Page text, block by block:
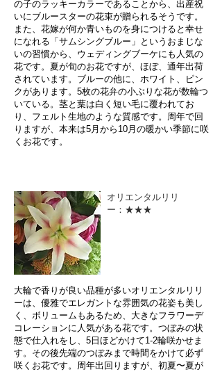
の子のラッキーカラーであることから、出産祝
いにブルースターの花束が贈られるそうです。
また、花嫁が何か青いものを身につけると幸せ
になれる「サムシングブルー」というおまじな
いの習慣から、ウェディングブーケにも人気の
花です。夏が旬のお花ですが、ほぼ、通年出荷
されています。ブルーの他に、ホワイト、ピン
クがあります。5枚の花弁の小ぶりな花が数輪つ
いている。茎と葉は白く短い毛に覆われてお
り、フェルト生地のような質感です。周年で回
りますが、本来は5月から10月の暖かい季節に咲
くお花です。
オリエンタルリリ
ー：★★★
大輪で香りが良い品種が多いオリエンタルリリ
ーは、優雅でエレガントな雰囲気の花姿も美し
く、ボリュームもあるため、大きなフラワーデ
コレーションに人気がある花です。つぼみの状
態で仕入れをし、5日ほどかけて1-2輪咲かせま
す。その後先端のつぼみまで時間をかけて必ず
咲くお花です。周年出回りますが、初夏〜夏が